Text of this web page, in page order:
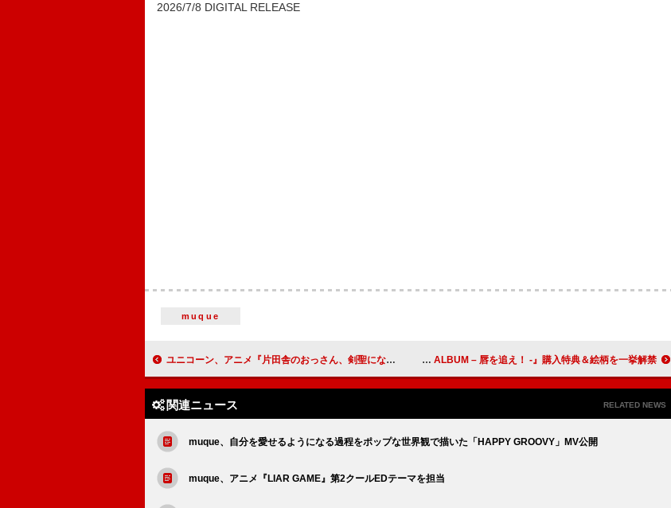
2026/7/8 DIGITAL RELEASE
muque
ユニコーン、アニメ『片田舎のおっさん、剣聖になるII』OP主題歌「クレナイノハ」“アニメば～じょん”配信リリース あいみょん、ベストAL『AIMYON BEST ALBUM – 唇を追え！ -』購入特典＆絵柄を一挙解禁
関連ニュース RELATED NEWS
muque、自分を愛せるようになる過程をポップな世界観で描いた「HAPPY GROOVY」MV公開
muque、アニメ『LIAR GAME』第2クールEDテーマを担当